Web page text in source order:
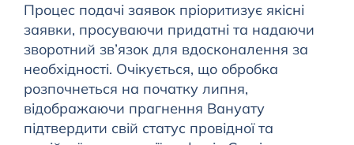
Процес подачі заявок пріоритизує якісні
заявки, просуваючи придатні та надаючи
зворотний зв’язок для вдосконалення за
необхідності. Очікується, що обробка
розпочнеться на початку липня,
відображаючи прагнення Вануату
підтвердити свій статус провідної та